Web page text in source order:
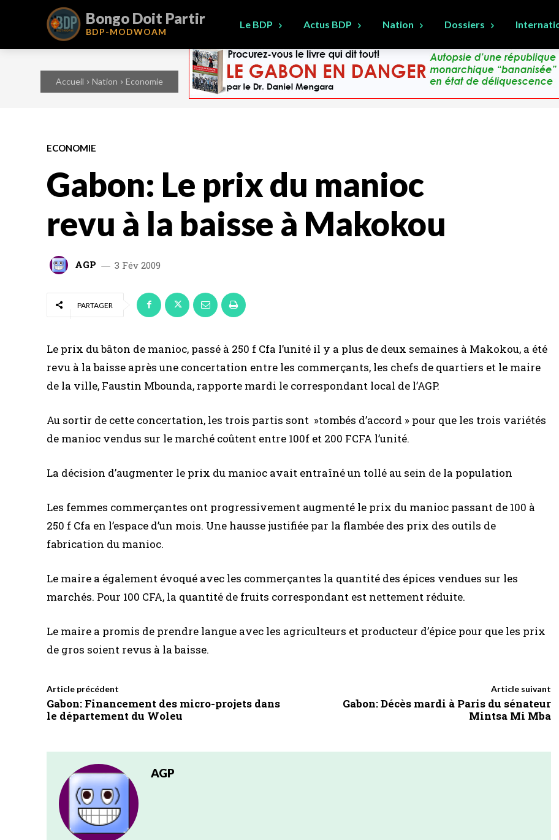
Bongo Doit Partir
BDP-MODWOAM
Le BDP Actus BDP Nation Dossiers
Accueil Nation Economie
ECONOMIE
Gabon: Le prix du manioc
revu à la baisse à Makokou
AGP 3 Fév 2009
PARTAGER
Le prix du bâton de manioc, passé à 250 f Cfa l’unité il y a plus de deux semaines à Makokou, a été
revu à la baisse après une concertation entre les commerçants, les chefs de quartiers et le maire
de la ville, Faustin Mbounda, rapporte mardi le correspondant local de l’AGP.
Au sortir de cette concertation, les trois partis sont »tombés d’accord » pour que les trois variétés
de manioc vendus sur le marché coûtent entre 100f et 200 FCFA l’unité.
La décision d’augmenter le prix du manioc avait entraîné un tollé au sein de la population
Les femmes commerçantes ont progressivement augmenté le prix du manioc passant de 100 à
250 f Cfa en l’espace d’un mois. Une hausse justifiée par la flambée des prix des outils de
fabrication du manioc.
Le maire a également évoqué avec les commerçantes la quantité des épices vendues sur les
marchés. Pour 100 CFA, la quantité de fruits correspondant est nettement réduite.
Le maire a promis de prendre langue avec les agriculteurs et producteur d’épice pour que les prix
de gros soient revus à la baisse.
Article précédent
Gabon: Financement des micro-projets dans
le département du Woleu
Article suivant
Gabon: Décès mardi à Paris du sénateur
Mintsa Mi Mba
AGP